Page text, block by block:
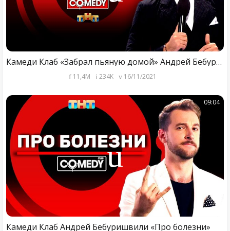
Камеди Клаб «Забрал пьяную домой» Андрей Бебуришвили @ComedyClubRussia
11,4M 234K 16/11/2021
09:04
Камеди Клаб Андрей Бебуришвили «Про болезни»